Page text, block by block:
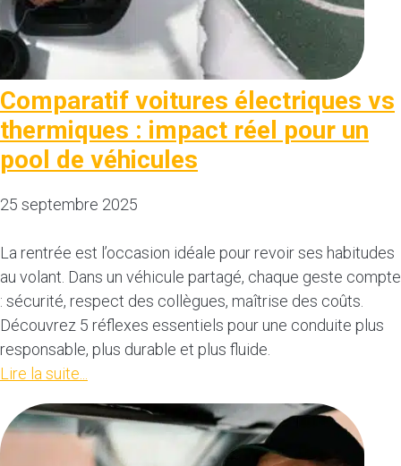
Comparatif voitures électriques vs
thermiques : impact réel pour un
pool de véhicules
25 septembre 2025
La rentrée est l’occasion idéale pour revoir ses habitudes
au volant. Dans un véhicule partagé, chaque geste compte
: sécurité, respect des collègues, maîtrise des coûts.
Découvrez 5 réflexes essentiels pour une conduite plus
responsable, plus durable et plus fluide.
Lire la suite...